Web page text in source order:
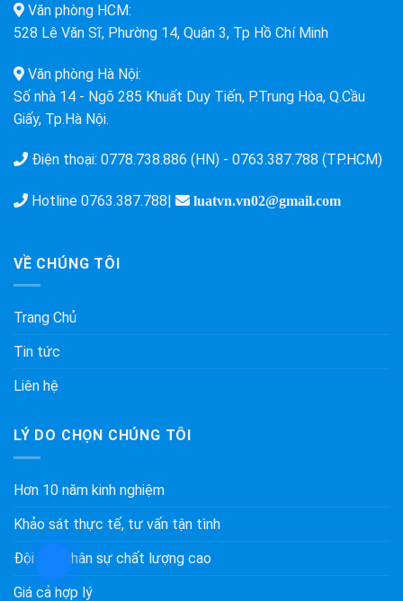
Văn phòng HCM:
528 Lê Văn Sĩ, Phường 14, Quận 3, Tp Hồ Chí Minh
Văn phòng Hà Nội:
Số nhà 14 - Ngõ 285 Khuất Duy Tiến, P.Trung Hòa, Q.Cầu
Giấy, Tp.Hà Nội.
Điện thoại: 0778.738.886 (HN) - 0763.387.788 (TP.HCM)
Hotline 0763.387.788| luatvn.vn02@gmail.com
VỀ CHÚNG TÔI
Trang Chủ
Tin tức
Liên hệ
LÝ DO CHỌN CHÚNG TÔI
Hơn 10 năm kinh nghiệm
Khảo sát thực tế, tư vấn tận tình
Đội ngũ nhân sự chất lượng cao
Giá cả hợp lý